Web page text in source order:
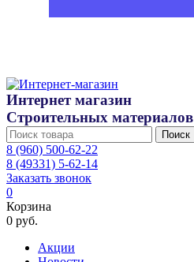
Интернет магазин
Строительных материалов
Поиск
8 (960) 500-62-22
8 (49331) 5-62-14
Заказать звонок
0
Корзина
0 руб.
Акции